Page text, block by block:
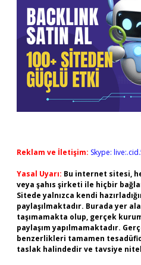
Reklam ve İletişim: Skype:
Yasal Uyarı: Bu internet sitesi,
veya şahıs şirketi ile hiçbir
Sitede yalnızca kendi
paylaşılmaktadır. Burada yer
taşımamakta olup, gerçek
paylaşım yapılmamaktadır.
benzerlikleri tamamen
taslak halindedir ve tavsiye